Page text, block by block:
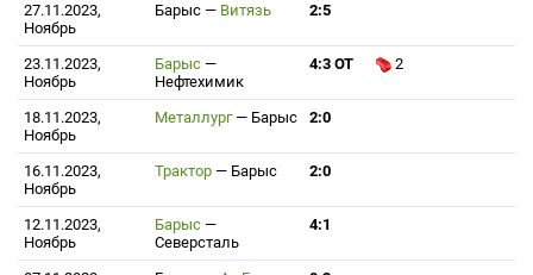
27.11.2023,
Ноябрь
Барыс — Витязь 2:5
23.11.2023,
Ноябрь
Барыс —
Нефтехимик
4:3 ОТ 2
18.11.2023,
Ноябрь
Металлург — Барыс 2:0
16.11.2023,
Ноябрь
Трактор — Барыс 2:0
12.11.2023,
Ноябрь
Барыс —
Северсталь
4:1